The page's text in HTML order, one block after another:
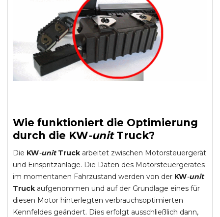
Wie funktioniert die Optimierung
durch die KW-unit Truck?
Die KW-unit Truck arbeitet zwischen Motorsteuergerät
und Einspritzanlage. Die Daten des Motorsteuergerätes
im momentanen Fahrzustand werden von der KW-unit
Truck aufgenommen und auf der Grundlage eines für
diesen Motor hinterlegten verbrauchsoptimierten
Kennfeldes geändert. Dies erfolgt ausschließlich dann,